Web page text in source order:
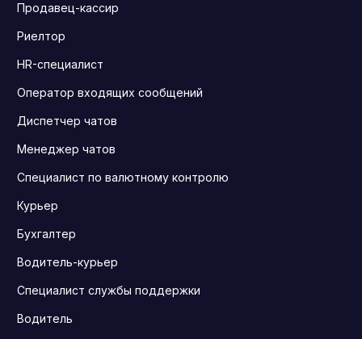
Продавец-кассир
Риелтор
HR-специалист
Оператор входящих сообщений
Диспетчер чатов
Менеджер чатов
Специалист по валютному контролю
Курьер
Бухгалтер
Водитель-курьер
Специалист службы поддержки
Водитель